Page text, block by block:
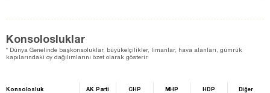
Konsolosluklar
* Dünya Genelinde başkonsoluklar, büyükelçilikler, limanlar, hava alanları, gümrük
kapılarındaki oy dağılımlarını özet olarak gösterir.
Konsolosluk AK Parti CHP MHP HDP Diğer